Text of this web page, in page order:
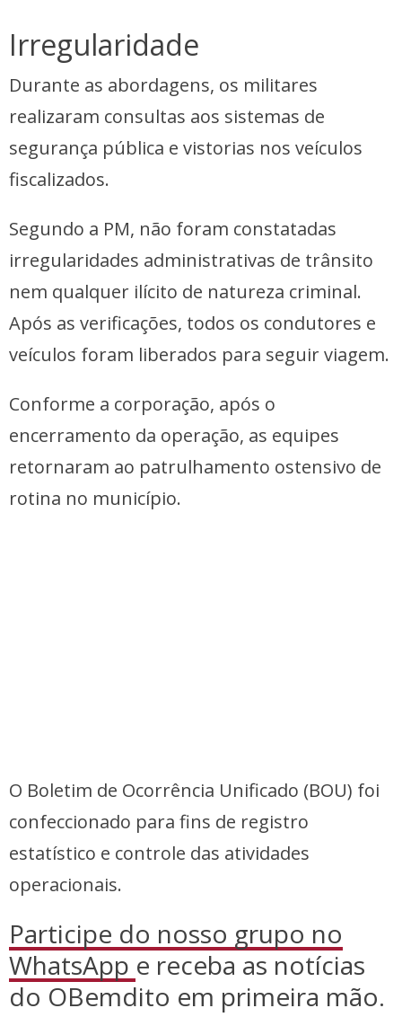
Irregularidade
Durante as abordagens, os militares
realizaram consultas aos sistemas de
segurança pública e vistorias nos veículos
fiscalizados.
Segundo a PM, não foram constatadas
irregularidades administrativas de trânsito
nem qualquer ilícito de natureza criminal.
Após as verificações, todos os condutores e
veículos foram liberados para seguir viagem.
Conforme a corporação, após o
encerramento da operação, as equipes
retornaram ao patrulhamento ostensivo de
rotina no município.
O Boletim de Ocorrência Unificado (BOU) foi
confeccionado para fins de registro
estatístico e controle das atividades
operacionais.
Participe do nosso grupo no
WhatsApp e receba as notícias
do OBemdito em primeira mão.